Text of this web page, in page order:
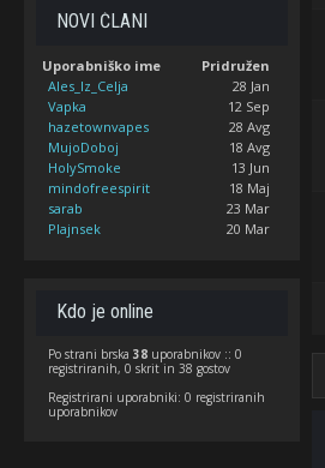
NOVI ČLANI
Uporabniško ime
Pridružen
Ales_Iz_Celja
28 Jan
Vapka
12 Sep
hazetownvapes
28 Avg
MujoDoboj
18 Avg
HolySmoke
13 Jun
mindofreespirit
18 Maj
sarab
23 Mar
Plajnsek
20 Mar
Kdo je online
Po strani brska 38 uporabnikov :: 0
registriranih, 0 skrit in 38 gostov
Registrirani uporabniki: 0 registriranih
uporabnikov